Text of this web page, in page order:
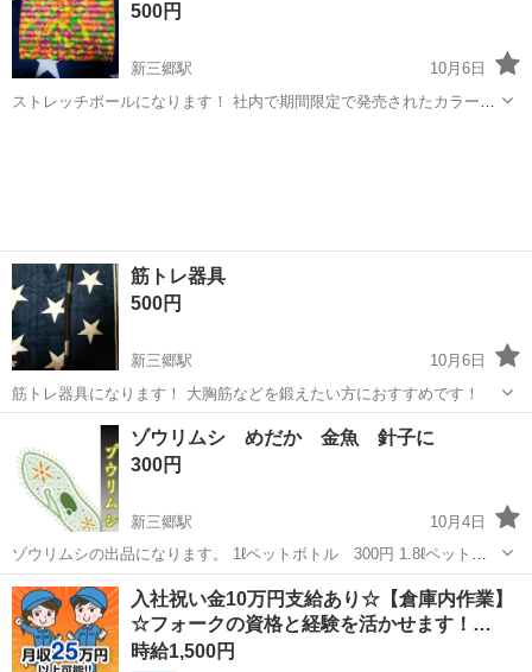
よろしくどうぞ ...500円
新三郷駅
10月6日
ストレッチポールになります！ 社内で期間限定で発売されたカラーで
筋トレ器具
500円
新三郷駅
10月6日
筋トレ器具になります！ 大胸筋などを鍛えたい方におすすめです！
三郷市 新三郷駅 その他 筋トレ
ゾウリムシ めだか 金魚 針子に
300円
新三郷駅
10月4日
ゾウリムシの出品になります。 1ℓペットボトル 300円 1.8ℓペットボ
トル 500円 酸欠防止のため8分目くらいでの、お渡しになります。
三郷市半田からになります。 気になる事などありました、メッセージ
からでもよ...
埼玉 三郷市 新三郷駅 その他 ゾウリムシ
入社祝い金10万円支給あり☆【倉庫内作業】
☆フォークの資格と経験を活かせます！…
時給1,500円